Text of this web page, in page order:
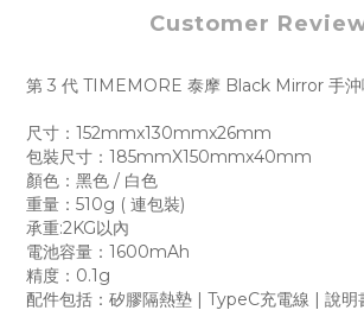
Customer
第 3 代 TIMEMORE 泰摩 Black Mirror 手沖
尺寸：152mmx130mmx26mm
包裝尺寸：185mmX150mmx40mm
顏色：黑色 / 白色
重量：510g ( 連包裝)
承重:2KG以內
電池容量：1600mAh
精度：0.1g
配件包括：矽膠隔熱墊 | TypeC充電線 | 說明